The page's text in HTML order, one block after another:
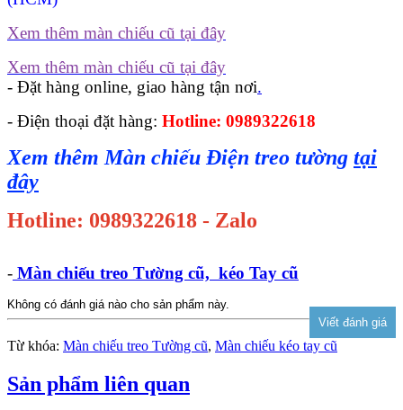
Xem thêm màn chiếu cũ tại đây
Xem thêm màn chiếu cũ tại đây
- Đặt hàng online, giao hàng tận nơi.
- Điện thoại đặt hàng: Hotline: 0989322618
Xem thêm Màn chiếu Điện treo tường tại
đây
Hotline: 0989322618 - Zalo
- Màn chiếu treo Tường cũ, kéo Tay cũ
Không có đánh giá nào cho sản phẩm này.
Từ khóa: Màn chiếu treo Tường cũ, Màn chiếu kéo tay cũ
Sản phẩm liên quan